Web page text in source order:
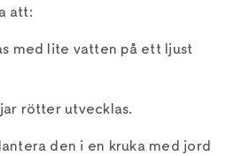
att:
med lite vatten på ett ljust
rötter utvecklas.
den i en kruka med jord